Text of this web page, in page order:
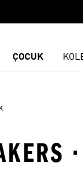
ÇOCUK